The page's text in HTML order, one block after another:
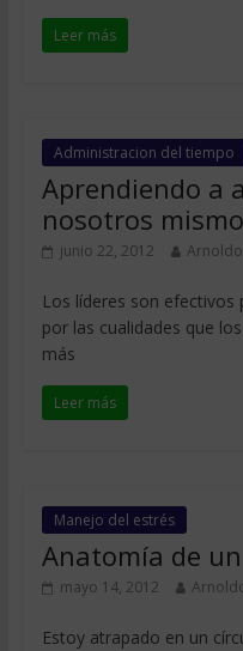
Leer más
Administracion del tiempo
Aprendiendo a
nosotros
junio 22, 2012
Los líderes son
por las cualidades que
más
Leer más
Manejo del estrés
Anatomía de
mayo 14, 2012
Estoy atrapado en un